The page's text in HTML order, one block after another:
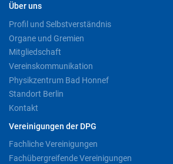
Über uns
Profil und Selbstverständnis
Organe und Gremien
Mitgliedschaft
Vereinskommunikation
Physikzentrum Bad Honnef
Standort Berlin
Kontakt
Vereinigungen der DPG
Fachliche Vereinigungen
Fachübergreifende Vereinigungen